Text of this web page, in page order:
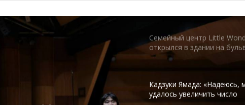
Кадзуки Ямада: «Надеюсь,
удалось увеличить число
поклонников классической
Как избежать юридических
при переезде в Монако